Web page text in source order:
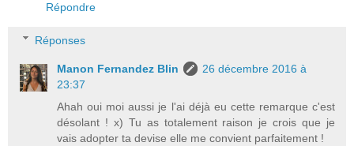
Répondre
Réponses
Manon Fernandez Blin
26 décembre 2016 à
23:37
Ahah oui moi aussi je l'ai déjà eu cette remarque c'est
désolant ! x) Tu as totalement raison je crois que je
vais adopter ta devise elle me convient parfaitement !